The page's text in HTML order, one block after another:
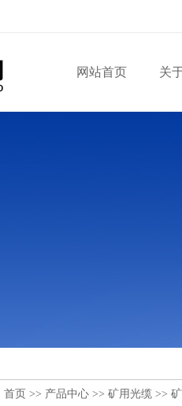
网站首页 关
首页 >> 产品中心 >> 矿用光缆 >>